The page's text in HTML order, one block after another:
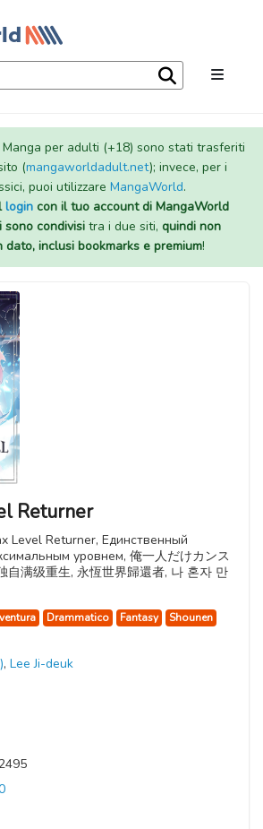
per adulti (+18) sono stati trasferiti
(mangaworldadult.net); invece, per i
puoi utilizzare MangaWorld.
logincon il tuo account di MangaWorld
condivisi tra i due siti, quindi non
dato, inclusi bookmarks e premium!
Returner
Level Returner, Единственный
уровнем, 俺一人だけカンス
自满级重生, 永恆世界歸還者, 나 혼자 만
Drammatico Fantasy
Shounen
, Lee Ji-deuk